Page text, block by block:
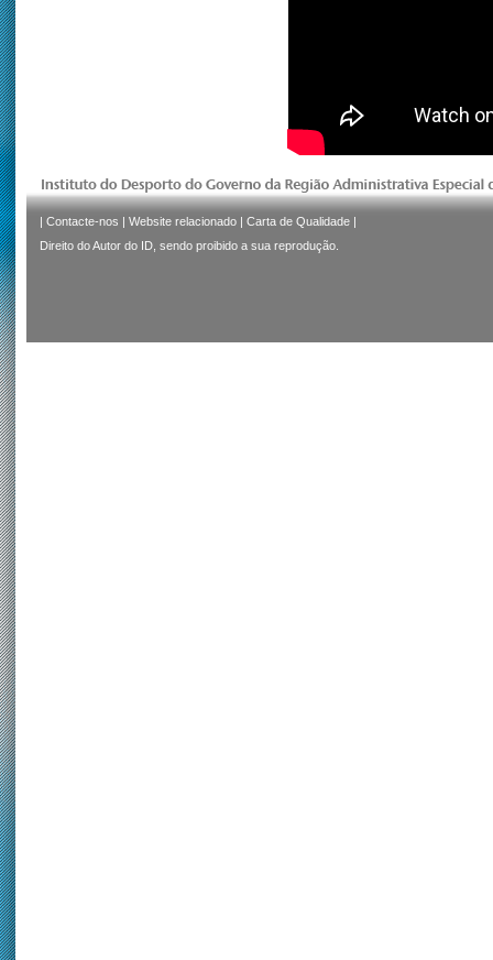
| Contacte-nos | Website relacionado | Carta de Qualidade |
Direito do Autor do ID, sendo proibido a sua reprodução.